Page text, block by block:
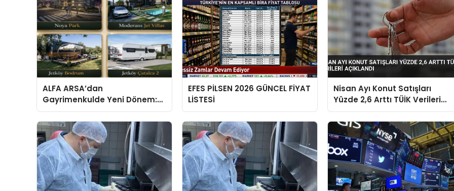
ALFA ARSA’dan
Gayrimenkulde Yeni Dönem:
Premium Yaşam ve Yatırım
Fırsatları Bir Arada
EFES PİLSEN 2026 GÜNCEL FİYAT
LİSTESİ
Nisan Ayı Konut Satışları
Yüzde 2,6 Arttı TÜİK Verileri
Açıklandı